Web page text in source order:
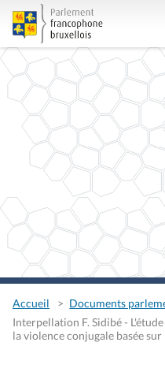
Accueil
Documents
Interpellation F. Sidibé -
la violence conjugale basée